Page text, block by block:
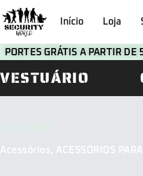
Início Loja
PORTES GRÁTIS A PARTIR
VESTUÁRIO
Acessórios, ACESSÓRIOS